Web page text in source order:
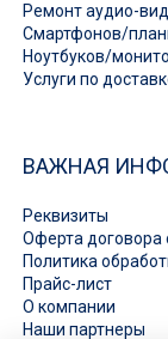
Ремонт аудио-
Смартфонов/
Ноутбуков/
Услуги по
ВАЖНАЯ
Реквизиты
Оферта договора
Политика
Прайс-лист
О компании
Наши партнеры